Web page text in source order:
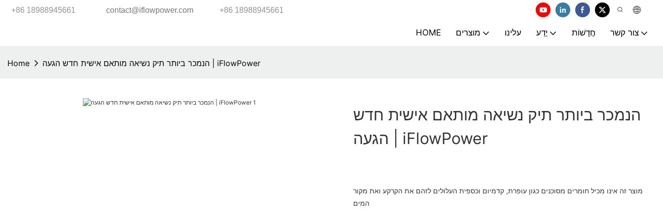
+86 18988945661 contact@iflowpower.com +86 18988945661
HOME מוצרים עלינו יֶדַע חֲדָשׁוֹת צור קשר
Home הנמכר ביותר תיק נשיאה מותאם אישית חדש הגעה | iFlowPower
הנמכר ביותר תיק נשיאה מותאם אישית חדש
הגעה | iFlowPower
מוצר זה אינו מכיל חומרים מסוכנים כגון עופרת, קדמיום וכספית העלולים לזהם את הקרקע ואת מקור
המים